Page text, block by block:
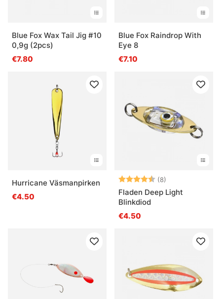
Blue Fox Wax Tail Jig #10
0,9g (2pcs)
€7.80
Blue Fox Raindrop With
Eye 8
€7.10
Hurricane Väsmanpirken
€4.50
Arvio: (8)
Fladen Deep Light
Blinkdiod
€4.50